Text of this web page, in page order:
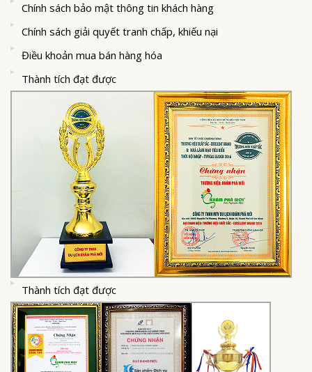
Chính sách bảo mật thông tin khách hàng
Chính sách giải quyết tranh chấp, khiếu nại
Điều khoản mua bán hàng hóa
Thành tích đạt được
Thành tích đạt được